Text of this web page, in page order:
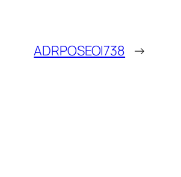
ADRPOSEOI738 →